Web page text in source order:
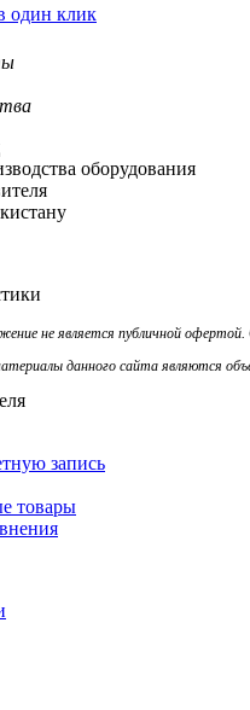
один клик
оборудования
не является публичной
данного сайта являются
запись
товары